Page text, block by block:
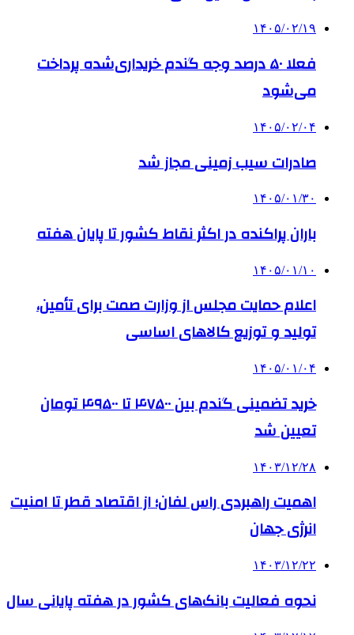
۱۴۰۵/۰۲/۱۹
فعلا ۵۰ درصد وجه گندم خریداری‌شده پرداخت
می‌شود
۱۴۰۵/۰۲/۰۴
صادرات سیب زمینی مجاز شد
۱۴۰۵/۰۱/۳۰
باران پراکنده در اکثر نقاط کشور تا پایان هفته
۱۴۰۵/۰۱/۱۰
اعلام حمایت مجلس از وزارت صمت برای تأمین،
تولید و توزیع کالاهای اساسی
۱۴۰۵/۰۱/۰۴
خرید تضمینی گندم بین ۴۷۵۰۰ تا ۴۹۵۰۰ تومان
تعیین شد
۱۴۰۳/۱۲/۲۸
اهمیت راهبردی راس لفان؛ از اقتصاد قطر تا امنیت
انرژی جهان
۱۴۰۳/۱۲/۲۲
نحوه فعالیت بانک‌های کشور در هفته پایانی سال